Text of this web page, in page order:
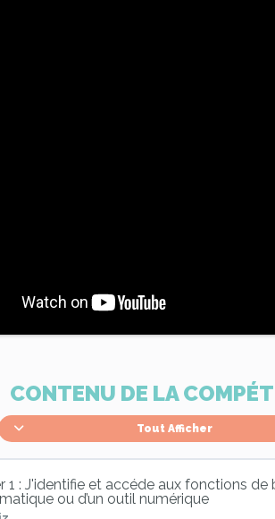
CONTENU DE LA
Tout Afficher
1 : J'identifie et accéde aux fonctions de
ou d’un outil numérique